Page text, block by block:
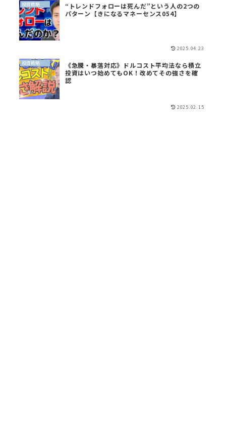
投資戦略（全世界投資）
“トレンドフォローは死んだ”という人の2つの
パターン【きになるマネーセンス054】
2025.04.23
投資戦略（全世界投資）
《急騰・暴落対応》ドルコスト平均法なら積立
投資はいつ始めてもOK！改めてその強さを確
認
2025.02.15